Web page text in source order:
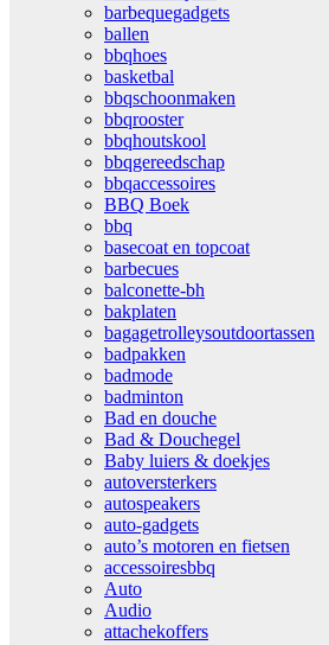
barbequegadgets
ballen
bbqhoes
basketbal
bbqschoonmaken
bbqrooster
bbqhoutskool
bbqgereedschap
bbqaccessoires
BBQ Boek
bbq
basecoat en topcoat
barbecues
balconette-bh
bakplaten
bagagetrolleysoutdoortassen
badpakken
badmode
badminton
Bad en douche
Bad & Douchegel
Baby luiers & doekjes
autoversterkers
autospeakers
auto-gadgets
auto’s motoren en fietsen
accessoiresbbq
Auto
Audio
attachekoffers